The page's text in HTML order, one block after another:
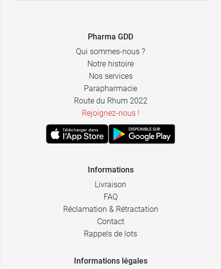
Pharma GDD
Qui sommes-nous ?
Notre histoire
Nos services
Parapharmacie
Route du Rhum 2022
Rejoignez-nous !
Informations
Livraison
FAQ
Réclamation & Rétractation
Contact
Rappels de lots
Informations légales